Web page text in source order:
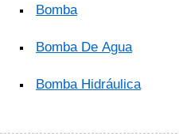
Bomba
Bomba De Agua
Bomba Hidráulica